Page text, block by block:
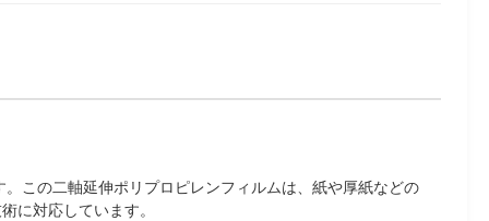
この二軸延伸ポリプロピレンフィルムは、紙や厚紙などの
に対応しています。